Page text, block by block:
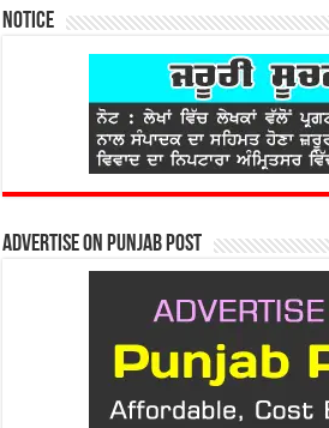
Notice
Advertise on Punjab Post